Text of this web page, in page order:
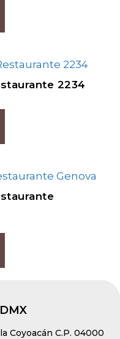
2234
Coyoacán C.P. 04000